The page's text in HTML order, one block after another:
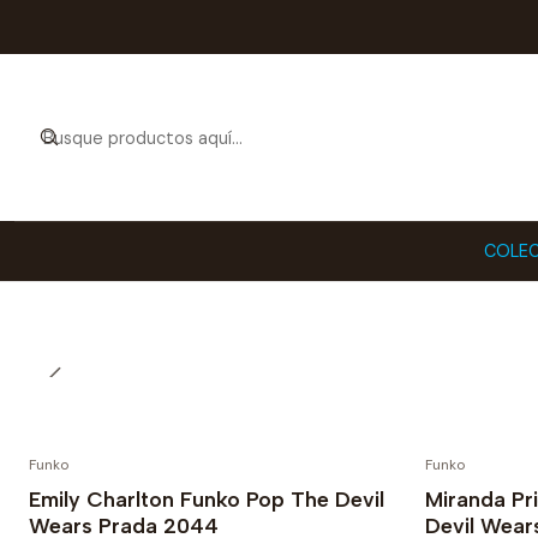
Compra
Funko
Emily Charlton Funko Pop The Devil
Wears Prada 2044
Funko
Miranda
Devil